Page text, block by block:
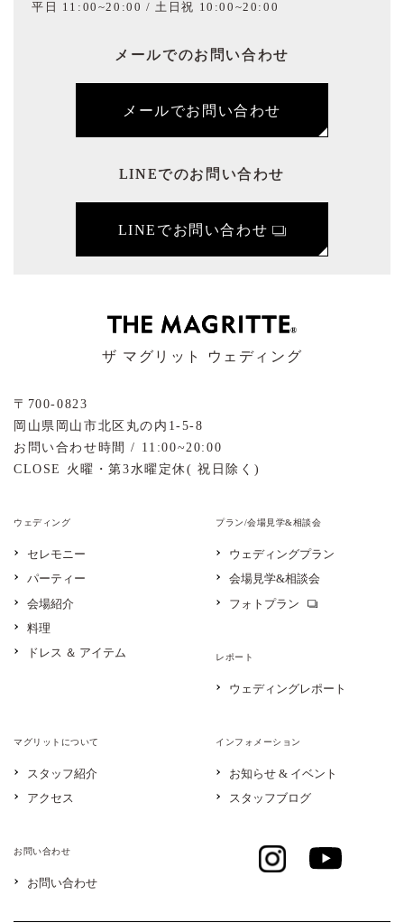
平日 11:00~20:00 / 土日祝 10:00~20:00
メールでのお問い合わせ
メールでお問い合わせ
LINEでのお問い合わせ
LINEでお問い合わせ
ザ マグリット ウェディング
〒700-0823
岡山県岡山市北区丸の内1-5-8
お問い合わせ時間 / 11:00~20:00
CLOSE 火曜・第3水曜定休( 祝日除く)
ウェディング
セレモニー
パーティー
会場紹介
料理
ドレス ＆ アイテム
プラン/会場見学&相談会
ウェディングプラン
会場見学&相談会
フォトプラン
レポート
ウェディングレポート
マグリットについて
スタッフ紹介
アクセス
お問い合わせ
お問い合わせ
インフォメーション
お知らせ & イベント
スタッフブログ